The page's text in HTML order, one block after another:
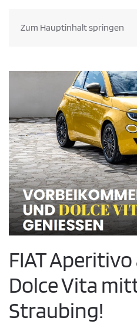
Zum Hauptinhalt springen
FIAT Aperitivo
Dolce Vita
Straubing!